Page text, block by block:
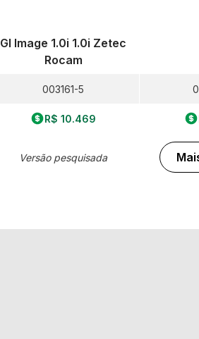
Gl Image 1.0i 1.0i Zetec
Rocam
003161-5
R$ 10.469
Versão pesquisada